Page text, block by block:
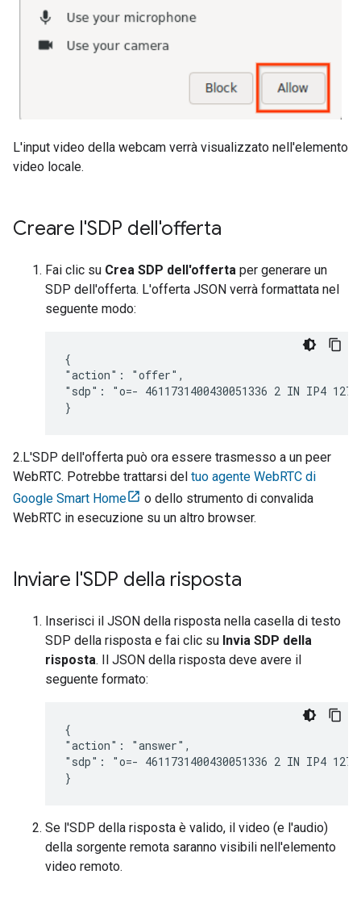
L'input video della webcam verrà visualizzato nell'elemento
video locale.
Creare l'SDP dell'offerta
Fai clic su Crea SDP dell'offerta per generare un
SDP dell'offerta. L'offerta JSON verrà formattata nel
seguente modo:
{
"action": "offer",
"sdp": "o=- 4611731400430051336 2 IN IP4
}
2.L'SDP dell'offerta può ora essere trasmesso a un peer
WebRTC. Potrebbe trattarsi del tuo agente WebRTC di
Google Smart Home
o dello strumento di convalida
WebRTC in esecuzione su un altro browser.
Inviare l'SDP della risposta
Inserisci il JSON della risposta nella casella di testo
SDP della risposta e fai clic su Invia SDP della
risposta. Il JSON della risposta deve avere il
seguente formato:
{
"action": "answer",
"sdp": "o=- 4611731400430051336 2 IN IP4
}
Se l'SDP della risposta è valido, il video (e l'audio)
della sorgente remota saranno visibili nell'elemento
video remoto.